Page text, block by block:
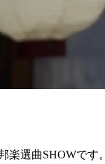
選曲SHOWです。